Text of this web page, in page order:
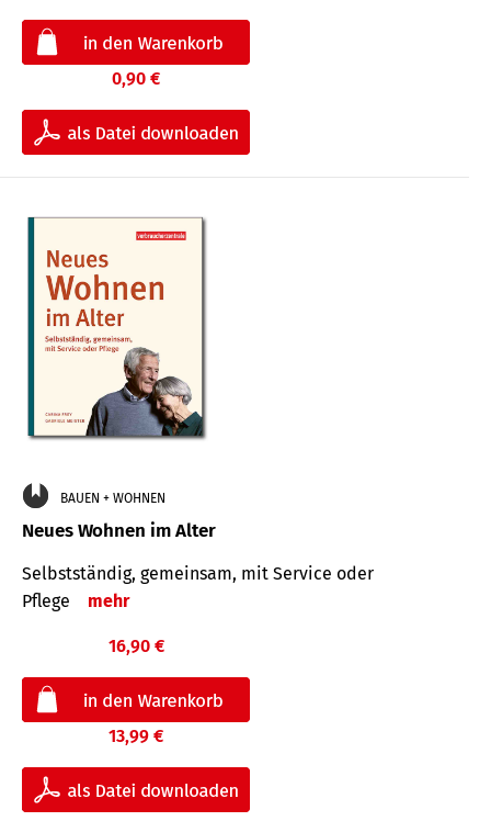
0,90 €
BAUEN + WOHNEN
Neues Wohnen im Alter
Selbstständig, gemeinsam, mit Service oder
Pflege
mehr
16,90 €
13,99 €